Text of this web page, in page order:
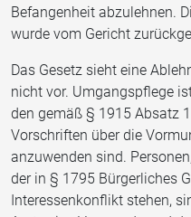
Befangenheit abzulehnen.
wurde vom Gericht
Das Gesetz sieht eine
nicht vor. Umgangspflege
den gemäß § 1915 Absatz
Vorschriften über die
anzuwenden sind.
der in § 1795 Bürgerliches
Interessenkonflikt stehen,